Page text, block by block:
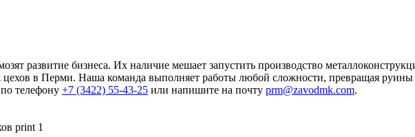
развитие бизнеса. Их наличие мешает запустить производство
в Перми. Наша команда выполняет работы любой сложности, превращая руины
телефону +7 (3422) 55-43-25 или напишите на почту prm@zavodmk.com.